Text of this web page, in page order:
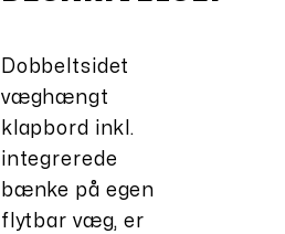
Dobbeltsidet
væghængt
klapbord inkl.
integrerede
bænke på egen
flytbar væg, er